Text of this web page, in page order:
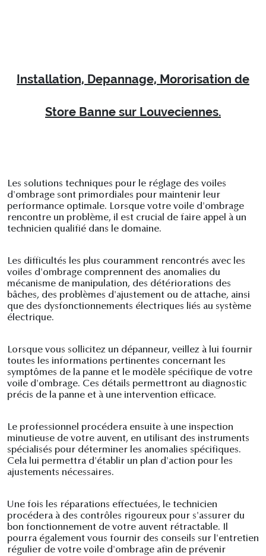
Installation, Depannage, Mororisation de
Store Banne sur Louveciennes.
Les solutions techniques pour le réglage des voiles
d'ombrage sont primordiales pour maintenir leur
performance optimale. Lorsque votre voile d'ombrage
rencontre un problème, il est crucial de faire appel à un
technicien qualifié dans le domaine.
Les difficultés les plus couramment rencontrés avec les
voiles d'ombrage comprennent des anomalies du
mécanisme de manipulation, des détériorations des
bâches, des problèmes d'ajustement ou de attache, ainsi
que des dysfonctionnements électriques liés au système
électrique.
Lorsque vous sollicitez un dépanneur, veillez à lui fournir
toutes les informations pertinentes concernant les
symptômes de la panne et le modèle spécifique de votre
voile d'ombrage. Ces détails permettront au diagnostic
précis de la panne et à une intervention efficace.
Le professionnel procédera ensuite à une inspection
minutieuse de votre auvent, en utilisant des instruments
spécialisés pour déterminer les anomalies spécifiques.
Cela lui permettra d'établir un plan d'action pour les
ajustements nécessaires.
Une fois les réparations effectuées, le technicien
procédera à des contrôles rigoureux pour s'assurer du
bon fonctionnement de votre auvent rétractable. Il
pourra également vous fournir des conseils sur l'entretien
régulier de votre voile d'ombrage afin de prévenir